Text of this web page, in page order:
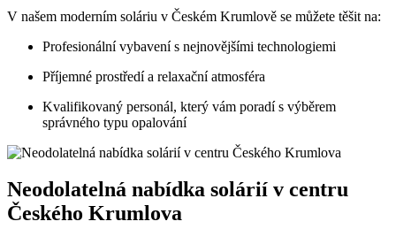
V‍ našem moderním soláriu v Českém Krumlově se ⁤můžete těšit na:
Profesionální vybavení⁤ s ⁢nejnovějšími technologiemi
Příjemné ⁣prostředí a relaxační ⁤atmosféra
Kvalifikovaný personál, ⁤který vám poradí ⁣s výběrem
správného typu opalování
Neodolatelná⁣ nabídka‌ solárií v centru
Českého Krumlova